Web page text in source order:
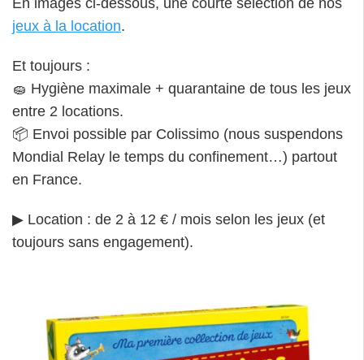
En images ci-dessous, une courte sélection de nos
jeux à la location.
Et toujours :
🧽 Hygiène maximale + quarantaine de tous les jeux
entre 2 locations.
📦 Envoi possible par Colissimo (nous suspendons
Mondial Relay le temps du confinement…) partout
en France.
▶ Location : de 2 à 12 € / mois selon les jeux (et
toujours sans engagement).